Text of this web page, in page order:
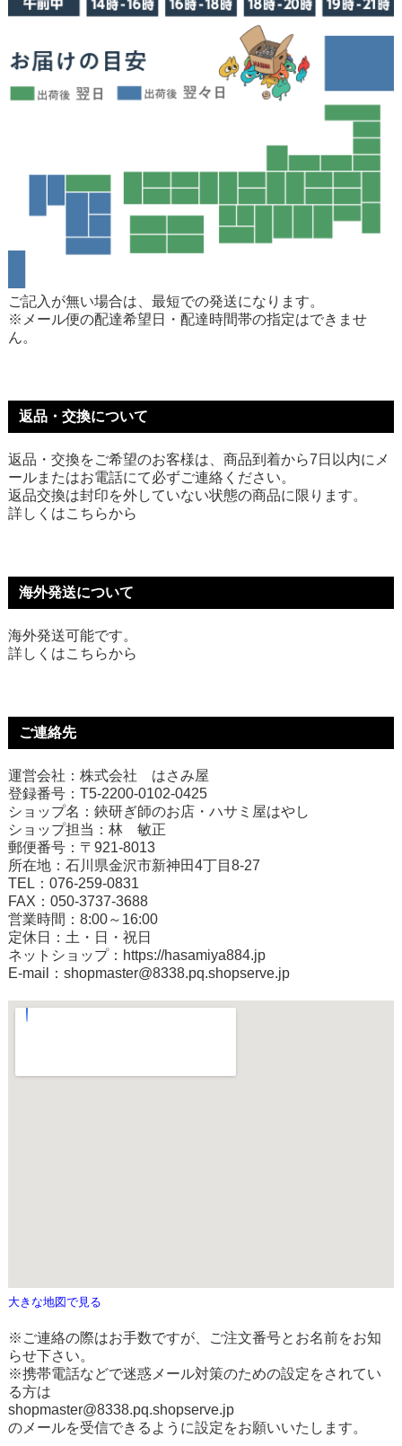
ご記入が無い場合は、最短での発送になります。
※メール便の配達希望日・配達時間帯の指定はできませ
ん。
返品・交換について
返品・交換をご希望のお客様は、商品到着から7日以内にメ
ールまたはお電話にて必ずご連絡ください。
返品交換は封印を外していない状態の商品に限ります。
詳しくはこちらから
海外発送について
海外発送可能です。
詳しくはこちらから
ご連絡先
運営会社：株式会社 はさみ屋
登録番号：T5-2200-0102-0425
ショップ名：鋏研ぎ師のお店・ハサミ屋はやし
ショップ担当：林 敏正
郵便番号：〒921-8013
所在地：石川県金沢市新神田4丁目8-27
TEL：076-259-0831
FAX：050-3737-3688
営業時間：8:00～16:00
定休日：土・日・祝日
ネットショップ： https://hasamiya884.jp
E-mail：shopmaster@8338.pq.shopserve.jp
大きな地図で見る
※ご連絡の際はお手数ですが、ご注文番号とお名前をお知
らせ下さい。
※携帯電話などで迷惑メール対策のための設定をされてい
る方は
shopmaster@8338.pq.shopserve.jp
のメールを受信できるように設定をお願いいたします。